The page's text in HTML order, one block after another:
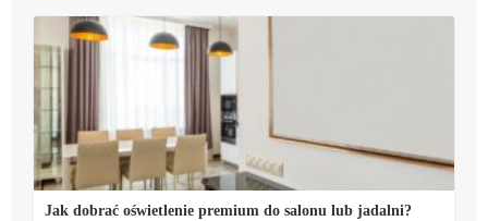
Jak dobrać oświetlenie premium do salonu lub jadalni?